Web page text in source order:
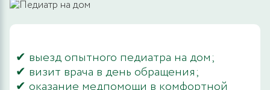
✔ выезд опытного педиатра на дом;
✔ визит врача в день обращения;